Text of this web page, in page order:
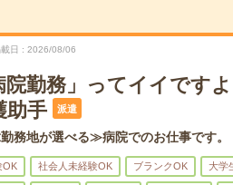
日 2026/08/06
院勤務」ってイイです
助手
派遣
務地が選べる≫病院でのお仕事です。
OK 社会人未経験OK ブランクOK 大学